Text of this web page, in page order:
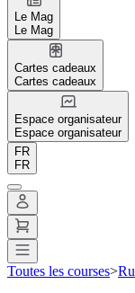
Le Mag
Le Mag
Cartes cadeaux
Cartes cadeaux
Espace organisateur
Espace organisateur
FR
FR
Toutes les courses>